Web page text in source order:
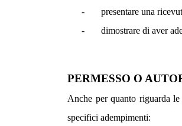
-
presentare una
-
dimostrare di aver
PERMESSO O
Anche per quanto riguarda
specifici adempimenti: